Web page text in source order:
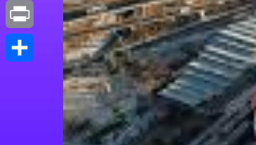
Email
Print
Μοιραστείτε